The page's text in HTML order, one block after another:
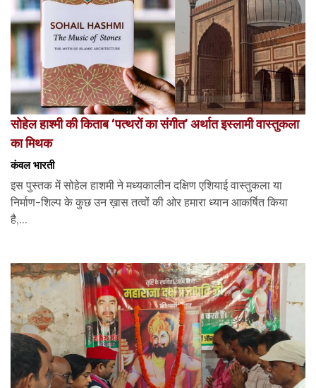
सोहेल हाश्मी की किताब ‘पत्थरों का संगीत’ अर्थात इस्लामी वास्तुकला
का मिथक
कंवल भारती
इस पुस्तक में सोहेल हाशमी ने मध्यकालीन दक्षिण एशियाई वास्तुकला या
निर्माण-शिल्प के कुछ उन ख़ास तत्वों की ओर हमारा ध्यान आकर्षित किया
है,...